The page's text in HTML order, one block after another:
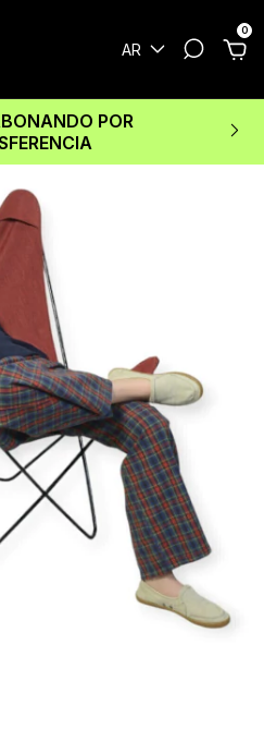
AR
0
POR